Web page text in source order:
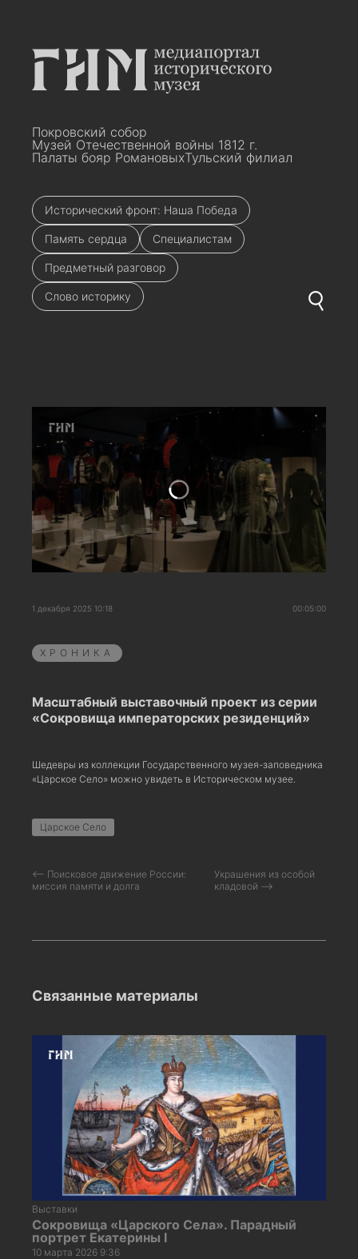
Покровский собор
Музей Отечественной войны 1812 г.
Палаты бояр РомановыхТульский филиал
Исторический фронт: Наша Победа
Память сердца Специалистам
Предметный разговор
Слово историку
1 декабря 2025 10:18 00:05:00
ХРОНИКА
Масштабный выставочный проект из серии
«Сокровища императорских резиденций»
Шедевры из коллекции Государственного музея-заповедника
«Царское Село» можно увидеть в Историческом музее.
Царское Село
⟵ Поисковое движение России:
миссия памяти и долга
Украшения из особой
кладовой ⟶
Связанные материалы
Выставки
Сокровища «Царского Села». Парадный
портрет Екатерины I
10 марта 2026 9:36